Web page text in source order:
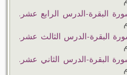
البقرة-الدرس الرابع عشر.
البقرة-الدرس الثالث عشر.
البقرة-الدرس الثاني عشر.